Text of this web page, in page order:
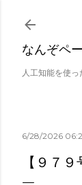
スキ
なんぞペ
人工知能を使
6/28/2026
【９７